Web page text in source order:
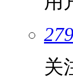
关